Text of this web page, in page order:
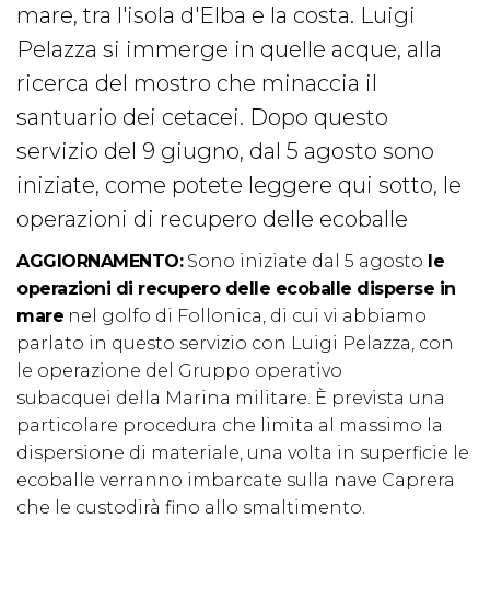
mare, tra l'isola d'Elba e la costa. Luigi
Pelazza si immerge in quelle acque, alla
ricerca del mostro che minaccia il
santuario dei cetacei. Dopo questo
servizio del 9 giugno, dal 5 agosto sono
iniziate, come potete leggere qui sotto, le
operazioni di recupero delle ecoballe
AGGIORNAMENTO:Sono iniziate dal 5 agosto le
operazioni di recupero delle ecoballe disperse in
mare nel golfo di Follonica, di cui vi abbiamo
parlato in questo servizio con Luigi Pelazza, con
le operazione del Gruppo operativo
subacquei della Marina militare. È prevista una
particolare procedura che limita al massimo la
dispersione di materiale, una volta in superficie le
ecoballe verranno imbarcate sulla nave Caprera
che le custodirà fino allo smaltimento.